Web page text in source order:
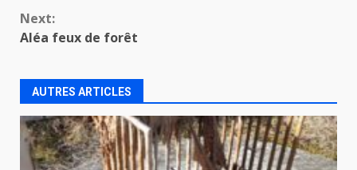
Next:
Aléa feux de forêt
AUTRES ARTICLES